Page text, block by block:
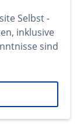
Selbst -
inklusive
sind